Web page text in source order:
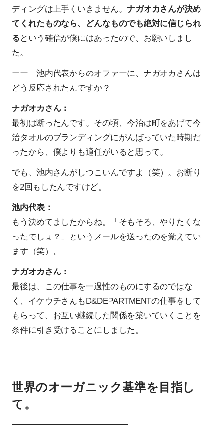
ディングは上手くいきません。 ナガオカさんが決め
てくれたものなら、どんなものでも絶対に信じられ
る という確信が僕にはあったので、お願いしまし
た。
ーー 池内代表からのオファーに、ナガオカさんは
どう反応されたんですか？
ナガオカさん：
最初は断ったんです。その頃、今治は町をあげて今
治タオルのブランディングにがんばっていた時期だ
ったから、僕よりも適任がいると思って。
でも、池内さんがしつこいんですよ（笑）。お断り
を2回もしたんですけど。
池内代表：
もう決めてましたからね。「そもそろ、やりたくな
ったでしょ？」というメールを送ったのを覚えてい
ます（笑）。
ナガオカさん：
最後は、この仕事を一過性のものにするのではな
く、イケウチさんもD&DEPARTMENTの仕事をして
もらって、お互い継続した関係を築いていくことを
条件に引き受けることにしました。
世界のオーガニック基準を目指し
て。